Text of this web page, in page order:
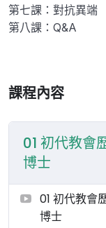
第七課：對抗異端
第八課：Q&A
課程內容
01 初代教會
博士
01 初代教會
博士